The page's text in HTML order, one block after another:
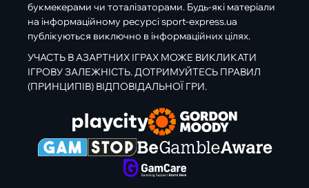
букмекерами чи тоталізаторами. Будь-які матеріали
на інформаційному ресурсі sport-express.ua
публікуються виключно в інформаційних цілях.
УЧАСТЬ В АЗАРТНИХ ІГРАХ МОЖЕ ВИКЛИКАТИ
ІГРОВУ ЗАЛЕЖНІСТЬ. ДОТРИМУЙТЕСЬ ПРАВИЛ
(ПРИНЦИПІВ) ВІДПОВІДАЛЬНОЇ ГРИ.